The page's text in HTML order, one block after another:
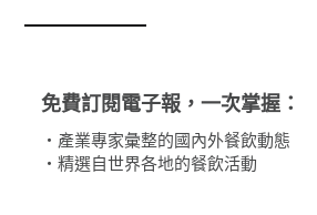
免費訂閱電子報，一次掌握：
・產業專家彙整的國內外餐飲動態
・精選自世界各地的餐飲活動